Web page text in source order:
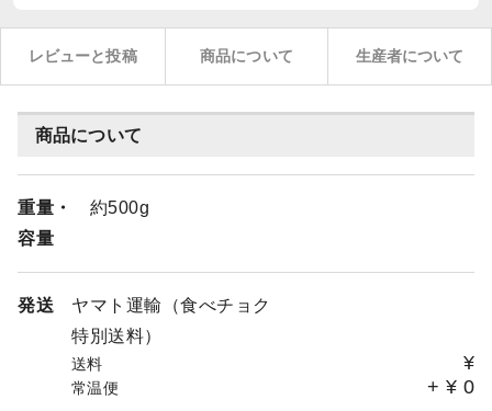
レビューと投稿 商品について 生産者について
商品について
重量・
容量
約500g
発送
ヤマト運輸（食べチョク
特別送料）
送料 ¥
常温便 + ¥ 0